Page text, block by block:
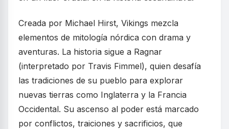
Creada por Michael Hirst, Vikings mezcla
elementos de mitología nórdica con drama y
aventuras. La historia sigue a Ragnar
(interpretado por Travis Fimmel), quien desafía
las tradiciones de su pueblo para explorar
nuevas tierras como Inglaterra y la Francia
Occidental. Su ascenso al poder está marcado
por conflictos, traiciones y sacrificios, que